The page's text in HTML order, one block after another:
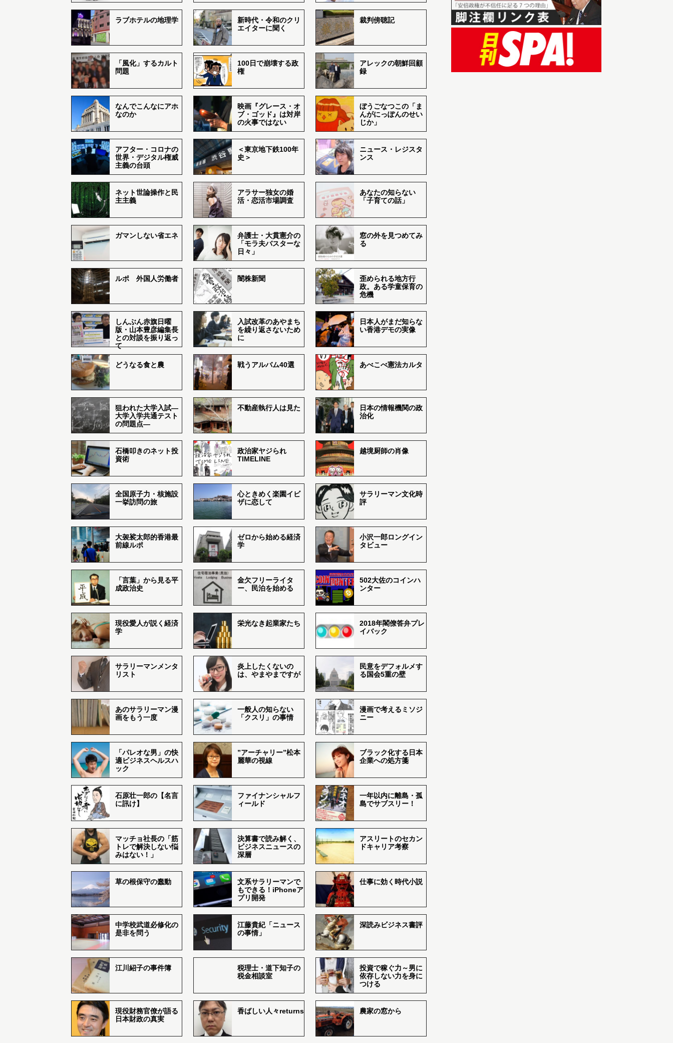
ラブホテルの地理学
新時代・令和のクリ
エイターに聞く
裁判傍聴記
「風化」するカルト
問題
100日で崩壊する政
権
アレックの朝鮮回顧
録
なんでこんなにアホ
なのか
映画『グレース・オ
ブ・ゴッド』は対岸
の火事ではない
ぼうごなつこの「ま
んがにっぽんのせい
じか」
アフター・コロナの
世界・デジタル権威
主義の台頭
＜東京地下鉄100年
史＞
ニュース・レジスタ
ンス
ネット世論操作と民
主主義
アラサー独女の婚
活・恋活市場調査
あなたの知らない
「子育ての話」
ガマンしない省エネ
弁護士・大貫憲介の
「モラ夫バスターな
日々」
窓の外を見つめてみ
る
ルポ 外国人労働者 闇株新聞
歪められる地方行
政。ある学童保育の
危機
しんぶん赤旗日曜
版・山本豊彦編集長
との対談を振り返っ
て
入試改革のあやまち
を繰り返さないため
に
日本人がまだ知らな
い香港デモの実像
どうなる食と農 戦うアルバム40選 あべこべ憲法カルタ
狙われた大学入試―
大学入学共通テスト
の問題点―
不動産執行人は見た
日本の情報機関の政
治化
石橋叩きのネット投
資術
政治家ヤジられ
TIMELINE
越境厨師の肖像
全国原子力・核施設
一挙訪問の旅
心ときめく楽園イビ
ザに恋して
サラリーマン文化時
評
大袈裟太郎的香港最
前線ルポ
ゼロから始める経済
学
小沢一郎ロングイン
タビュー
「言葉」から見る平
成政治史
金欠フリーライタ
ー、民泊を始める
502大佐のコインハ
ンター
現役愛人が説く経済
学
栄光なき起業家たち
2018年閣僚答弁プレ
イバック
サラリーマンメンタ
リスト
炎上したくないの
は、やまやまですが
民意をデフォルメす
る国会5重の壁
あのサラリーマン漫
画をもう一度
一般人の知らない
「クスリ」の事情
漫画で考えるミソジ
ニー
「パレオな男」の快
適ビジネスヘルスハ
ック
”アーチャリー”松本
麗華の視線
ブラック化する日本
企業への処方箋
石原壮一郎の【名言
に訊け】
ファイナンシャルフ
ィールド
一年以内に離島・孤
島でサブスリー！
マッチョ社長の「筋
トレで解決しない悩
みはない！」
決算書で読み解く、
ビジネスニュースの
深層
アスリートのセカン
ドキャリア考察
草の根保守の蠢動
文系サラリーマンで
もできる！iPhoneア
プリ開発
仕事に効く時代小説
中学校武道必修化の
是非を問う
江藤貴紀「ニュース
の事情」
深読みビジネス書評
江川紹子の事件簿
税理士・道下知子の
税金相談室
投資で稼ぐ力～男に
依存しない力を身に
つける
現役財務官僚が語る
日本財政の真実
香ばしい人々returns 農家の窓から